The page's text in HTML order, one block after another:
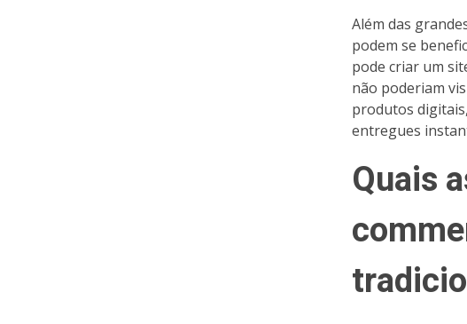
Além das
podem se
pode criar um
não poderiam
produtos
entregues
Quais